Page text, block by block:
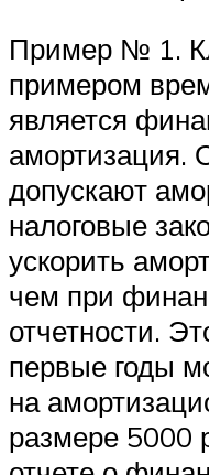
Пример № 1.
примером
является
амортизация.
допускают
налоговые
ускорить
чем при
отчетности.
первые годы
на
размере 5000